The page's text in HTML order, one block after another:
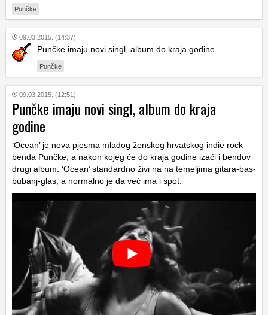
Punčke
09.03.2015. (14:37)
Punčke imaju novi singl, album do kraja godine
Punčke
09.03.2015. (12:51)
Punčke imaju novi singl, album do kraja
godine
‘Ocean’ je nova pjesma mladog ženskog hrvatskog indie rock
benda Punčke, a nakon kojeg će do kraja godine izaći i bendov
drugi album. ‘Ocean’ standardno živi na na temeljima gitara-bas-
bubanj-glas, a normalno je da već ima i spot.